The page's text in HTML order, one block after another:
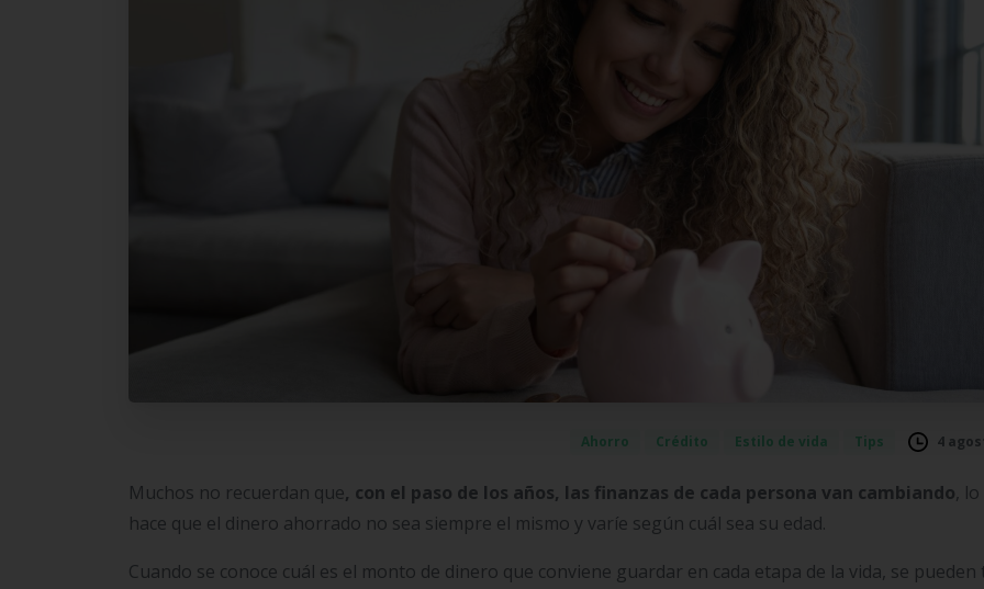
Ahorro Crédito Estilo de vida Tips 4
Muchos no recuerdan que, con el paso de los años, las finanzas de cada persona van cambiando,
hace que el dinero ahorrado no sea siempre el mismo y varíe según cuál sea su edad.
Cuando se conoce cuál es el monto de dinero que conviene guardar en cada etapa de la vida, se pueden